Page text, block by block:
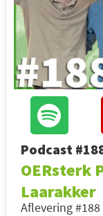
Podcast
OERsterk
Laarakker
Aflevering